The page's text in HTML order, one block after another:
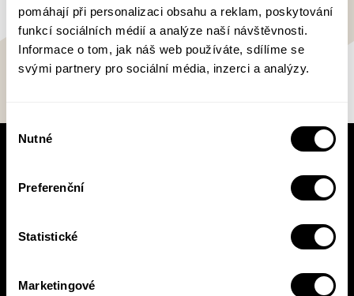
pomáhají při personalizaci obsahu a reklam, poskytování
funkcí sociálních médií a analýze naší návštěvnosti.
Informace o tom, jak náš web používáte, sdílíme se
svými partnery pro sociální média, inzerci a analýzy.
Výběr
souhlasu
Nutné
Preferenční
Statistické
Marketingové
Knižní novinky si čtěte! S naším
newsletterem budete vědět o všem, co se v
zákulisí, novinky, nebo slevové akce.